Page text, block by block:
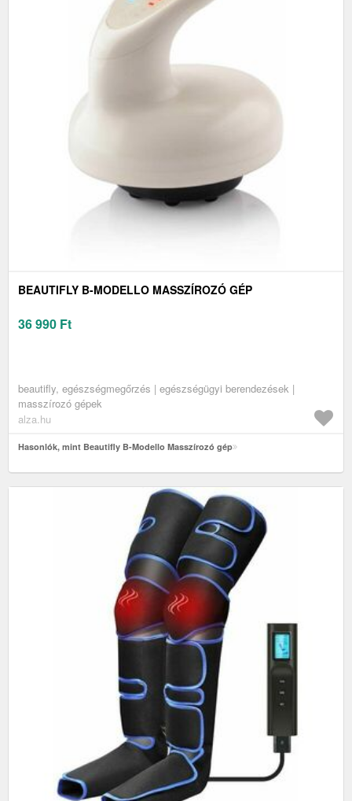
BEAUTIFLY B-MODELLO MASSZÍROZÓ GÉP
36 990 Ft
beautifly, egészségmegőrzés | egészségügyi berendezések |
masszírozó gépek
alza.hu
Hasonlók, mint Beautifly B-Modello Masszírozó gép